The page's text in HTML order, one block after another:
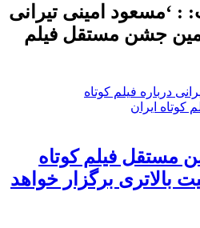
: ‘مسعود امینی تیرانی
جشن مستقل فیلم
ایران
فیلم کوتاه
بالاتری برگزار خواهد